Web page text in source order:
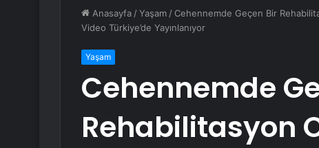
Anasayfa /Yaşam / Cehennemde Geçen Bir
Video Türkiye’de Yayınlanıyor
Yaşam
Cehennemde
Rehabilitasyon